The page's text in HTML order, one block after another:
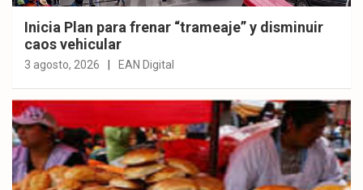
Inicia Plan para frenar “trameaje” y disminuir
caos vehicular
3 agosto, 2026 EAN Digital